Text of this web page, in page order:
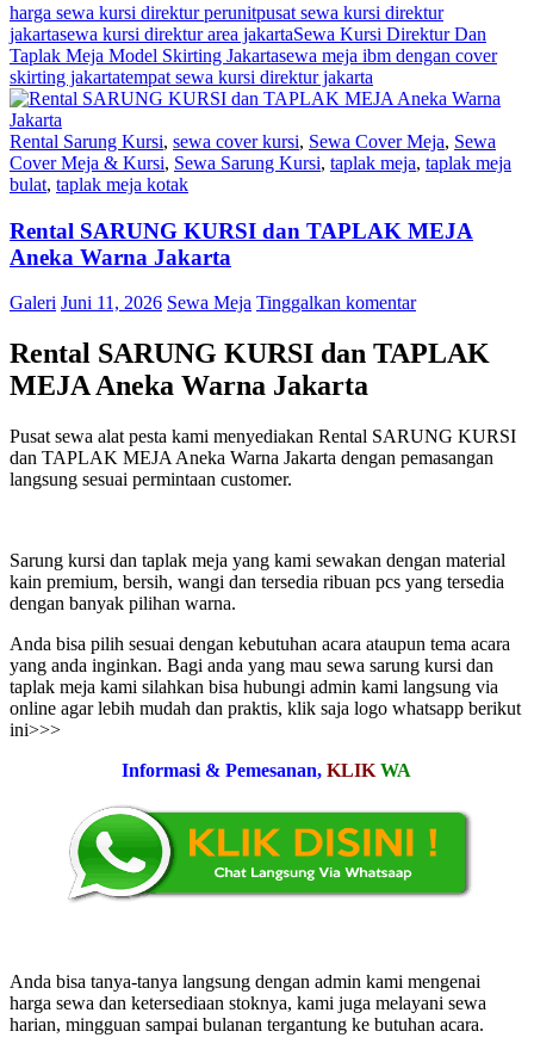
harga sewa kursi direktur perunitpusat sewa kursi direktur
jakartasewa kursi direktur area jakartaSewa Kursi Direktur Dan
Taplak Meja Model Skirting Jakartasewa meja ibm dengan cover
skirting jakartatempat sewa kursi direktur jakarta
Rental Sarung Kursi, sewa cover kursi, Sewa Cover Meja, Sewa
Cover Meja & Kursi, Sewa Sarung Kursi, taplak meja, taplak meja
bulat, taplak meja kotak
Rental SARUNG KURSI dan TAPLAK MEJA
Aneka Warna Jakarta
Galeri Juni 11, 2026 Sewa Meja Tinggalkan komentar
Rental SARUNG KURSI dan TAPLAK
MEJA Aneka Warna Jakarta
Pusat sewa alat pesta kami menyediakan Rental SARUNG KURSI
dan TAPLAK MEJA Aneka Warna Jakarta dengan pemasangan
langsung sesuai permintaan customer.
Sarung kursi dan taplak meja yang kami sewakan dengan material
kain premium, bersih, wangi dan tersedia ribuan pcs yang tersedia
dengan banyak pilihan warna.
Anda bisa pilih sesuai dengan kebutuhan acara ataupun tema acara
yang anda inginkan. Bagi anda yang mau sewa sarung kursi dan
taplak meja kami silahkan bisa hubungi admin kami langsung via
online agar lebih mudah dan praktis, klik saja logo whatsapp berikut
ini>>>
Informasi & Pemesanan,KLIK WA
Anda bisa tanya-tanya langsung dengan admin kami mengenai
harga sewa dan ketersediaan stoknya, kami juga melayani sewa
harian, mingguan sampai bulanan tergantung ke butuhan acara.